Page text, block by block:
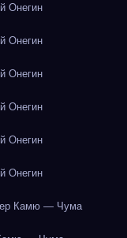
Онегин
Онегин
Онегин
Онегин
Онегин
Онегин
Камю — Чума